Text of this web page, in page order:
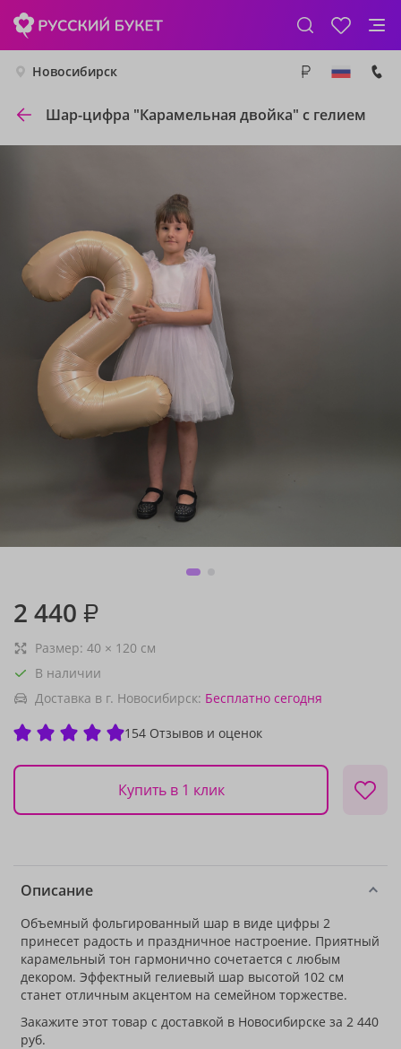
Новосибирск
Шар-цифра "Карамельная двойка" с гелием
2 440 ₽
Размер: 40 × 120 см
В наличии
Доставка в г. Новосибирск: Бесплатно сегодня
154 Отзывов и оценок
Купить в 1 клик
Описание
Объемный фольгированный шар в виде цифры 2
принесет радость и праздничное настроение. Приятный
карамельный тон гармонично сочетается с любым
декором. Эффектный гелиевый шар высотой 102 см
станет отличным акцентом на семейном торжестве.
Закажите этот товар с доставкой в Новосибирске за 2 440
руб.